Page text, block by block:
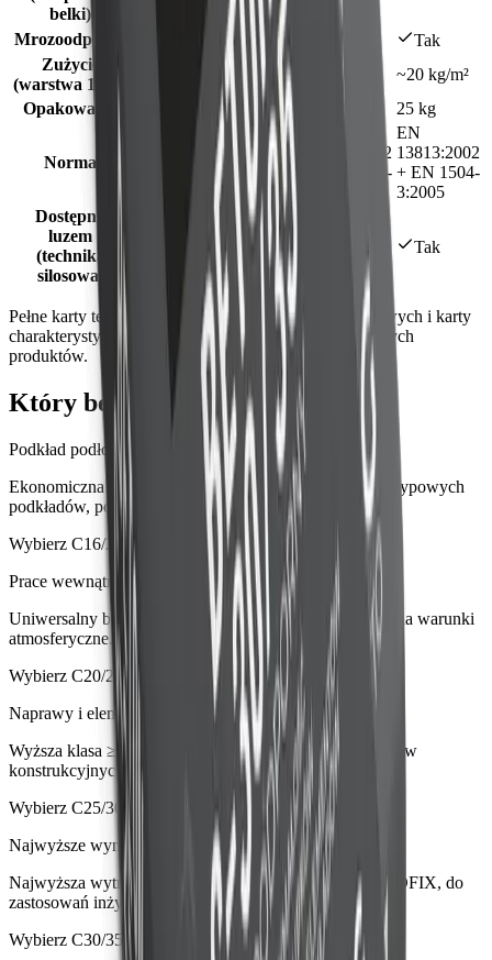
belki)
Mrozoodporny
Tak
Tak
Zużycie
(warstwa 1 cm)
~20 kg/m² ~20 kg/m²
~20 kg/m²
Opakowanie
25 kg 25 kg
Norma
13813:2002
EN
13813:2002
13813:2002
+ EN 1504-
EN
13813:2002
+ EN 1504-
3:2005
Dostępny
luzem
(technika
silosowa)
Tak Tak
Pełne karty techniczne, deklaracje właściwości użytkowych i karty
charakterystyki udostępniamy na stronach poszczególnych
produktów.
Który beton wybrać?
Podkład podłogowy lub posadzka wewnątrz budynku
Ekonomiczna mieszanka o wytrzymałości ≥20 MPa do typowych
podkładów, posadzek i kotwień wewnątrz.
Wybierz C16/20
Prace wewnątrz i na zewnątrz, z mrozoodpornością
Uniwersalny beton ≥25 MPa, mrozoodporny i odporny na warunki
atmosferyczne.
Wybierz C20/25
Naprawy i elementy pod większym obciążeniem
Wyższa klasa ≥30 MPa z dodatkową deklaracją do napraw
konstrukcyjnych (EN 1504-3).
Wybierz C25/30
Najwyższe wymagania i prace inżynierskie
Najwyższa wytrzymałość ≥35 MPa w linii betonów PROFIX, do
zastosowań inżynierskich.
Wybierz C30/35